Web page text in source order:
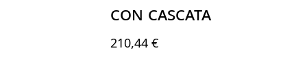
CON CASCATA
210,44 €